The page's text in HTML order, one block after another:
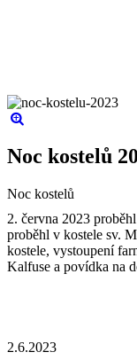
Noc kostelů
Noc kostelů
2. června 2023
proběhl v kostele sv.
kostele, vystoupení
Kalfuse a povídka na
2.6.2023